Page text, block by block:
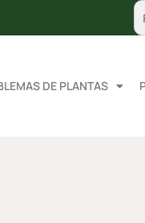
DE PLANTAS